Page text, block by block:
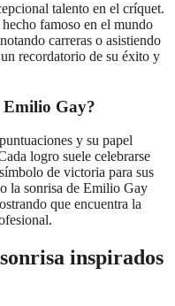
talento en el críquet.
famoso en el mundo
carreras o asistiendo
recordatorio de su éxito y
Emilio Gay?
y su papel
logro suele celebrarse
de victoria para sus
la sonrisa de Emilio Gay
que encuentra la
inspirados